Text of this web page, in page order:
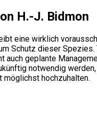
H.-J. Bidmon
eine wirklich
Schutz dieser Spezies.
auch geplante
notwendig
hochzuhalten.